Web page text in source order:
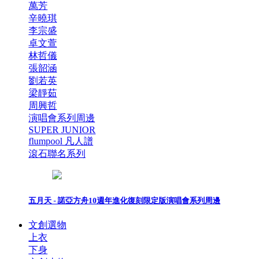
萬芳
辛曉琪
李宗盛
卓文萱
林哲儀
張韶涵
劉若英
梁靜茹
周興哲
演唱會系列周邊
SUPER JUNIOR
flumpool 凡人譜
滾石聯名系列
五月天 - 諾亞方舟10週年進化復刻限定版演唱會系列周邊
文創選物
上衣
下身